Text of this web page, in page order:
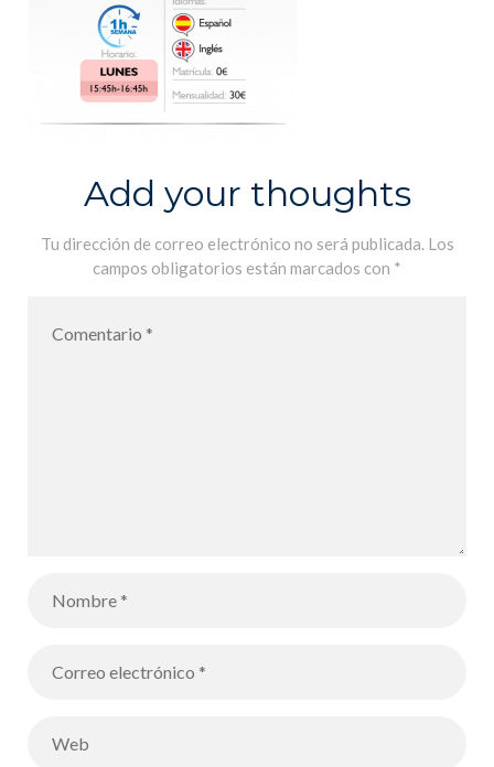
Add your thoughts
Tu dirección de correo electrónico no será publicada. Los
campos obligatorios están marcados con *